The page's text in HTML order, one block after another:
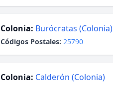
Colonia: Burócratas (Colonia)
Códigos Postales: 25790
Colonia: Calderón (Colonia)